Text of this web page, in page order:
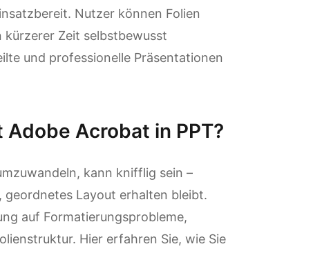
Nutzer können Folien
Zeit selbstbewusst
und professionelle Präsentationen
Acrobat in PPT?
kann knifflig sein –
geordnetes Layout erhalten bleibt.
auf Formatierungsprobleme,
Hier erfahren Sie, wie Sie